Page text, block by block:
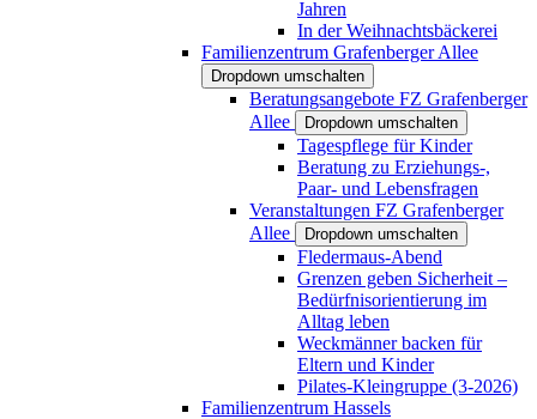
Jahren
In der Weihnachtsbäckerei
Familienzentrum Grafenberger Allee
Dropdown umschalten
Beratungsangebote FZ Grafenberger
Allee
Dropdown umschalten
Tagespflege für Kinder
Beratung zu Erziehungs-,
Paar- und Lebensfragen
Veranstaltungen FZ Grafenberger
Allee
Dropdown umschalten
Fledermaus-Abend
Grenzen geben Sicherheit –
Bedürfnisorientierung im
Alltag leben
Weckmänner backen für
Eltern und Kinder
Pilates-Kleingruppe (3-2026)
Familienzentrum Hassels